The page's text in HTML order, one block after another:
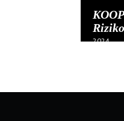
2024